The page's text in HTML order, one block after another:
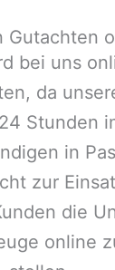
Gutachten
bei uns
da
Stunden
in
zur
die
online